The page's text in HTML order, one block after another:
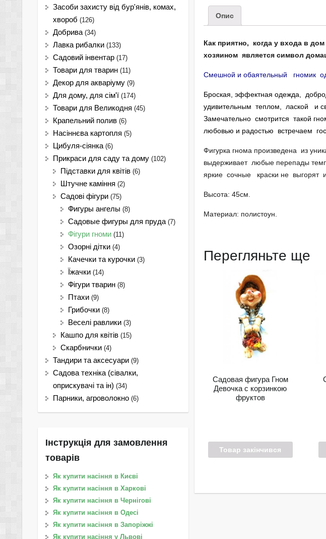
Опис
Как приятно, когда у входа в
хозяином является символ
Смешной и обаятельный гномик
Броская, эффектная одежда,
удивительным теплом, лаской и
Замечательно смотрится такой
любовью и радостью встречаем
Фигурка гнома произведена из
выдерживает любые перепады
яркие сочные краски не выгорят
Высота: 45см.
Материал: полистоун.
Перегляньте ще
Садовая фигура Гном
Девочка с корзинкою
фруктов
Товар закінчився
Засоби захисту від бур'янів, комах,
хвороб (126)
Добрива (34)
Лавка рибалки (133)
Садовий інвентар (17)
Товари для тварин (11)
Декор для акваріуму (9)
Для дому, для сім'ї (174)
Товари для Великодня (45)
Крапельний полив (6)
Насіннєва картопля (5)
Цибуля-сіянка (6)
Прикраси для саду та дому (102)
Підставки для квітів (6)
Штучне каміння (2)
Садові фігури (75)
Фигуры ангелы (8)
Садовые фигуры для пруда (7)
Фігури гноми (11)
Озорні дітки (4)
Качечки та курочки (3)
Їжачки (14)
Фігури тварин (8)
Птахи (9)
Грибочки (8)
Веселі равлики (3)
Кашпо для квітів (15)
Скарбнички (4)
Тандири та аксесуари (9)
Садова техніка (сівалки,
оприскувачі та ін) (34)
Парники, агроволокно (6)
Інструкція для замовлення
товарів
Як купити насіння в Києві
Як купити насіння в Харкові
Як купити насіння в Чернігові
Як купити насіння в Одесі
Як купити насіння в Запоріжжі
Як купити насіння у Львові